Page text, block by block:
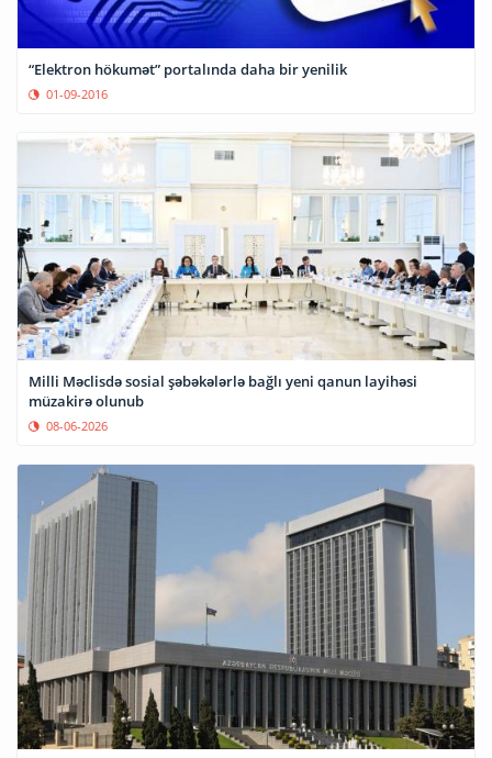
“Elektron hökumət” portalında daha bir yenilik
01-09-2016
Milli Məclisdə sosial şəbəkələrlə bağlı yeni qanun layihəsi
müzakirə olunub
08-06-2026